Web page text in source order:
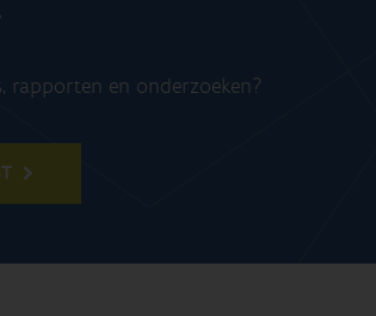
rapporten en onderzoeken?